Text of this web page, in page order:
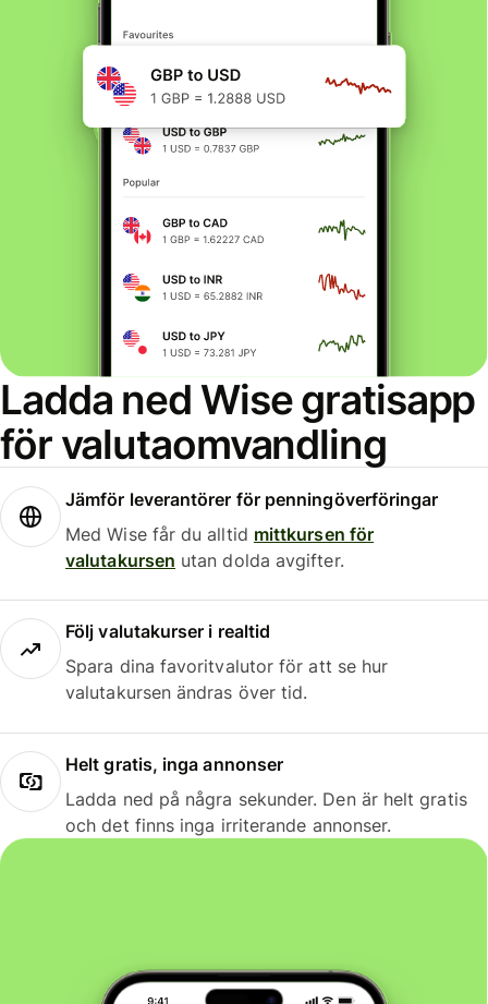
Ladda ned Wise gratisapp
för valutaomvandling
Jämför leverantörer för penningöverföringar
Med Wise får du alltid mittkursen för
valutakursen utan dolda avgifter.
Följ valutakurser i realtid
Spara dina favoritvalutor för att se hur
valutakursen ändras över tid.
Helt gratis, inga annonser
Ladda ned på några sekunder. Den är helt gratis
och det finns inga irriterande annonser.